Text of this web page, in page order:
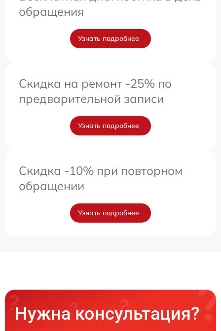
обращения
Узнать подробнее
Скидка на ремонт -25% по
предварительной записи
Узнать подробнее
Скидка -10% при повторном
обращении
Узнать подробнее
Нужна консультация?